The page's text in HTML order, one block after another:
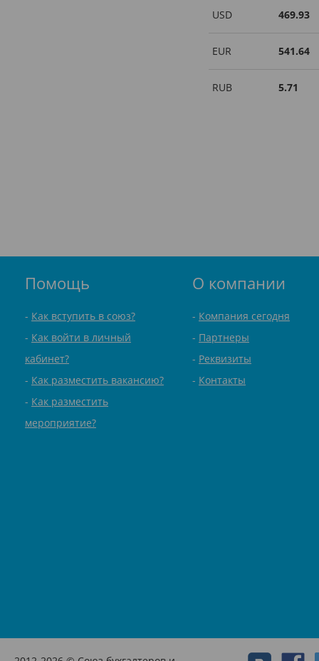
USD 469.93
EUR 541.64
RUB 5.71
Помощь
Как вступить в союз?
Как войти в личный
кабинет?
Как разместить вакансию?
Как разместить
мероприятие?
О компании
Компания сегодня
Партнеры
Реквизиты
Контакты